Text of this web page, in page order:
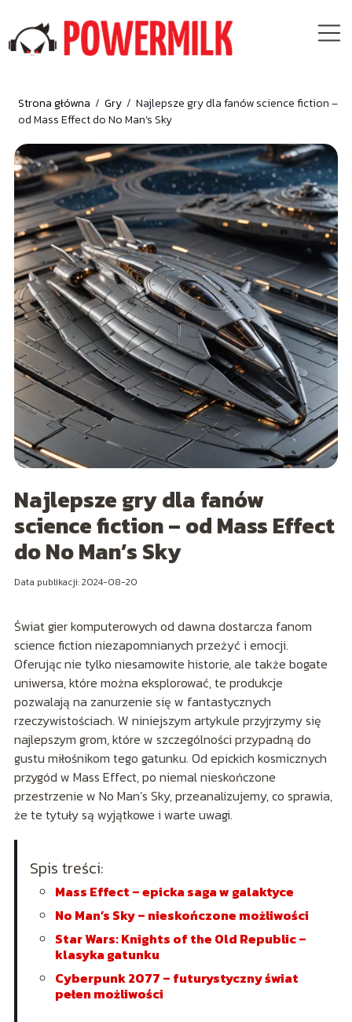
Strona główna / Gry / Najlepsze gry dla fanów science fiction –
od Mass Effect do No Man’s Sky
Najlepsze gry dla fanów
science fiction – od Mass Effect
do No Man’s Sky
Data publikacji: 2024-08-20
Świat gier komputerowych od dawna dostarcza fanom
science fiction niezapomnianych przeżyć i emocji.
Oferując nie tylko niesamowite historie, ale także bogate
uniwersa, które można eksplorować, te produkcje
pozwalają na zanurzenie się w fantastycznych
rzeczywistościach. W niniejszym artykule przyjrzymy się
najlepszym grom, które w szczególności przypadną do
gustu miłośnikom tego gatunku. Od epickich kosmicznych
przygód w Mass Effect, po niemal nieskończone
przestrzenie w No Man’s Sky, przeanalizujemy, co sprawia,
że te tytuły są wyjątkowe i warte uwagi.
Spis treści:
Mass Effect – epicka saga w galaktyce
No Man’s Sky – nieskończone możliwości
Star Wars: Knights of the Old Republic –
klasyka gatunku
Cyberpunk 2077 – futurystyczny świat
pełen możliwości